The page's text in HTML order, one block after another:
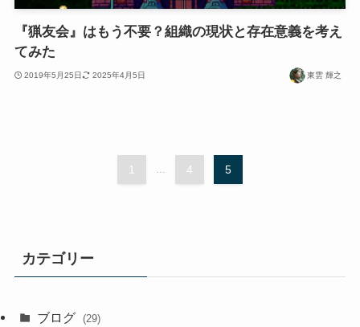
『猟友会』はもう不要？組織の現状と存在意義を考え
てみた
2019年5月25日 2025年4月5日 東雲 輝之
1 4 5
カテゴリー
ブログ (29)